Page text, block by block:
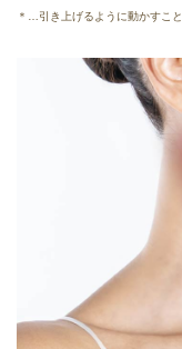
＊…引き上げるように動かすこと